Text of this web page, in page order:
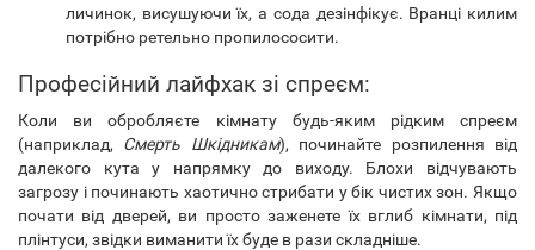
личинок, висушуючи їх, а сода дезінфікує. Вранці килим
потрібно ретельно пропилососити.
Професійний лайфхак зі спреєм:
Коли ви обробляєте кімнату будь-яким рідким спреєм
(наприклад, Смерть Шкідникам), починайте розпилення від
далекого кута у напрямку до виходу. Блохи відчувають
загрозу і починають хаотично стрибати у бік чистих зон. Якщо
почати від дверей, ви просто заженете їх вглиб кімнати, під
плінтуси, звідки виманити їх буде в рази складніше.